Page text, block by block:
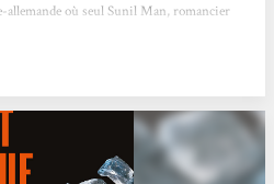
allemande où seul Sunil Man, romancier
indiennes et sa nationalité helvétique. En